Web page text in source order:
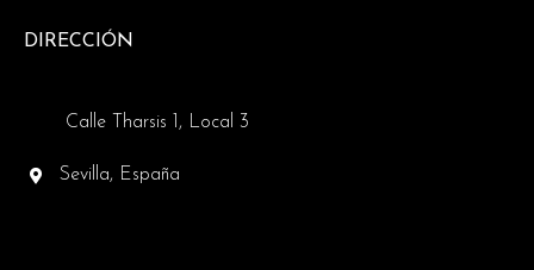
DIRECCIÓN
Calle Tharsis 1, Local 3
Sevilla, España